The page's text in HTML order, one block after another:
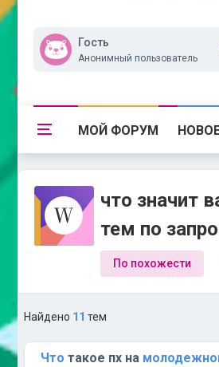
Гость
Анонимный пользователь
МОЙ ФОРУМ
что значит
тем по
По похожести
Найдено 11 тем
Что такое пх на